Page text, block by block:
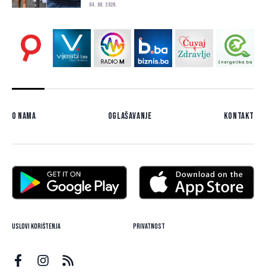
04. 08. 2026.
O nama Oglašavanje Kontakt
Uslovi korištenja Privatnost